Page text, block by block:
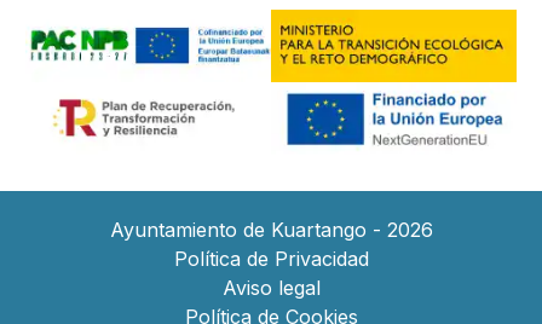
Ayuntamiento de Kuartango - 2026
Política de Privacidad
Aviso legal
Política de Cookies